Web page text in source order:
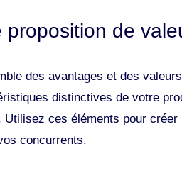
de
des avantages et des
distinctives de votre
Utilisez ces éléments pour
concurrents.